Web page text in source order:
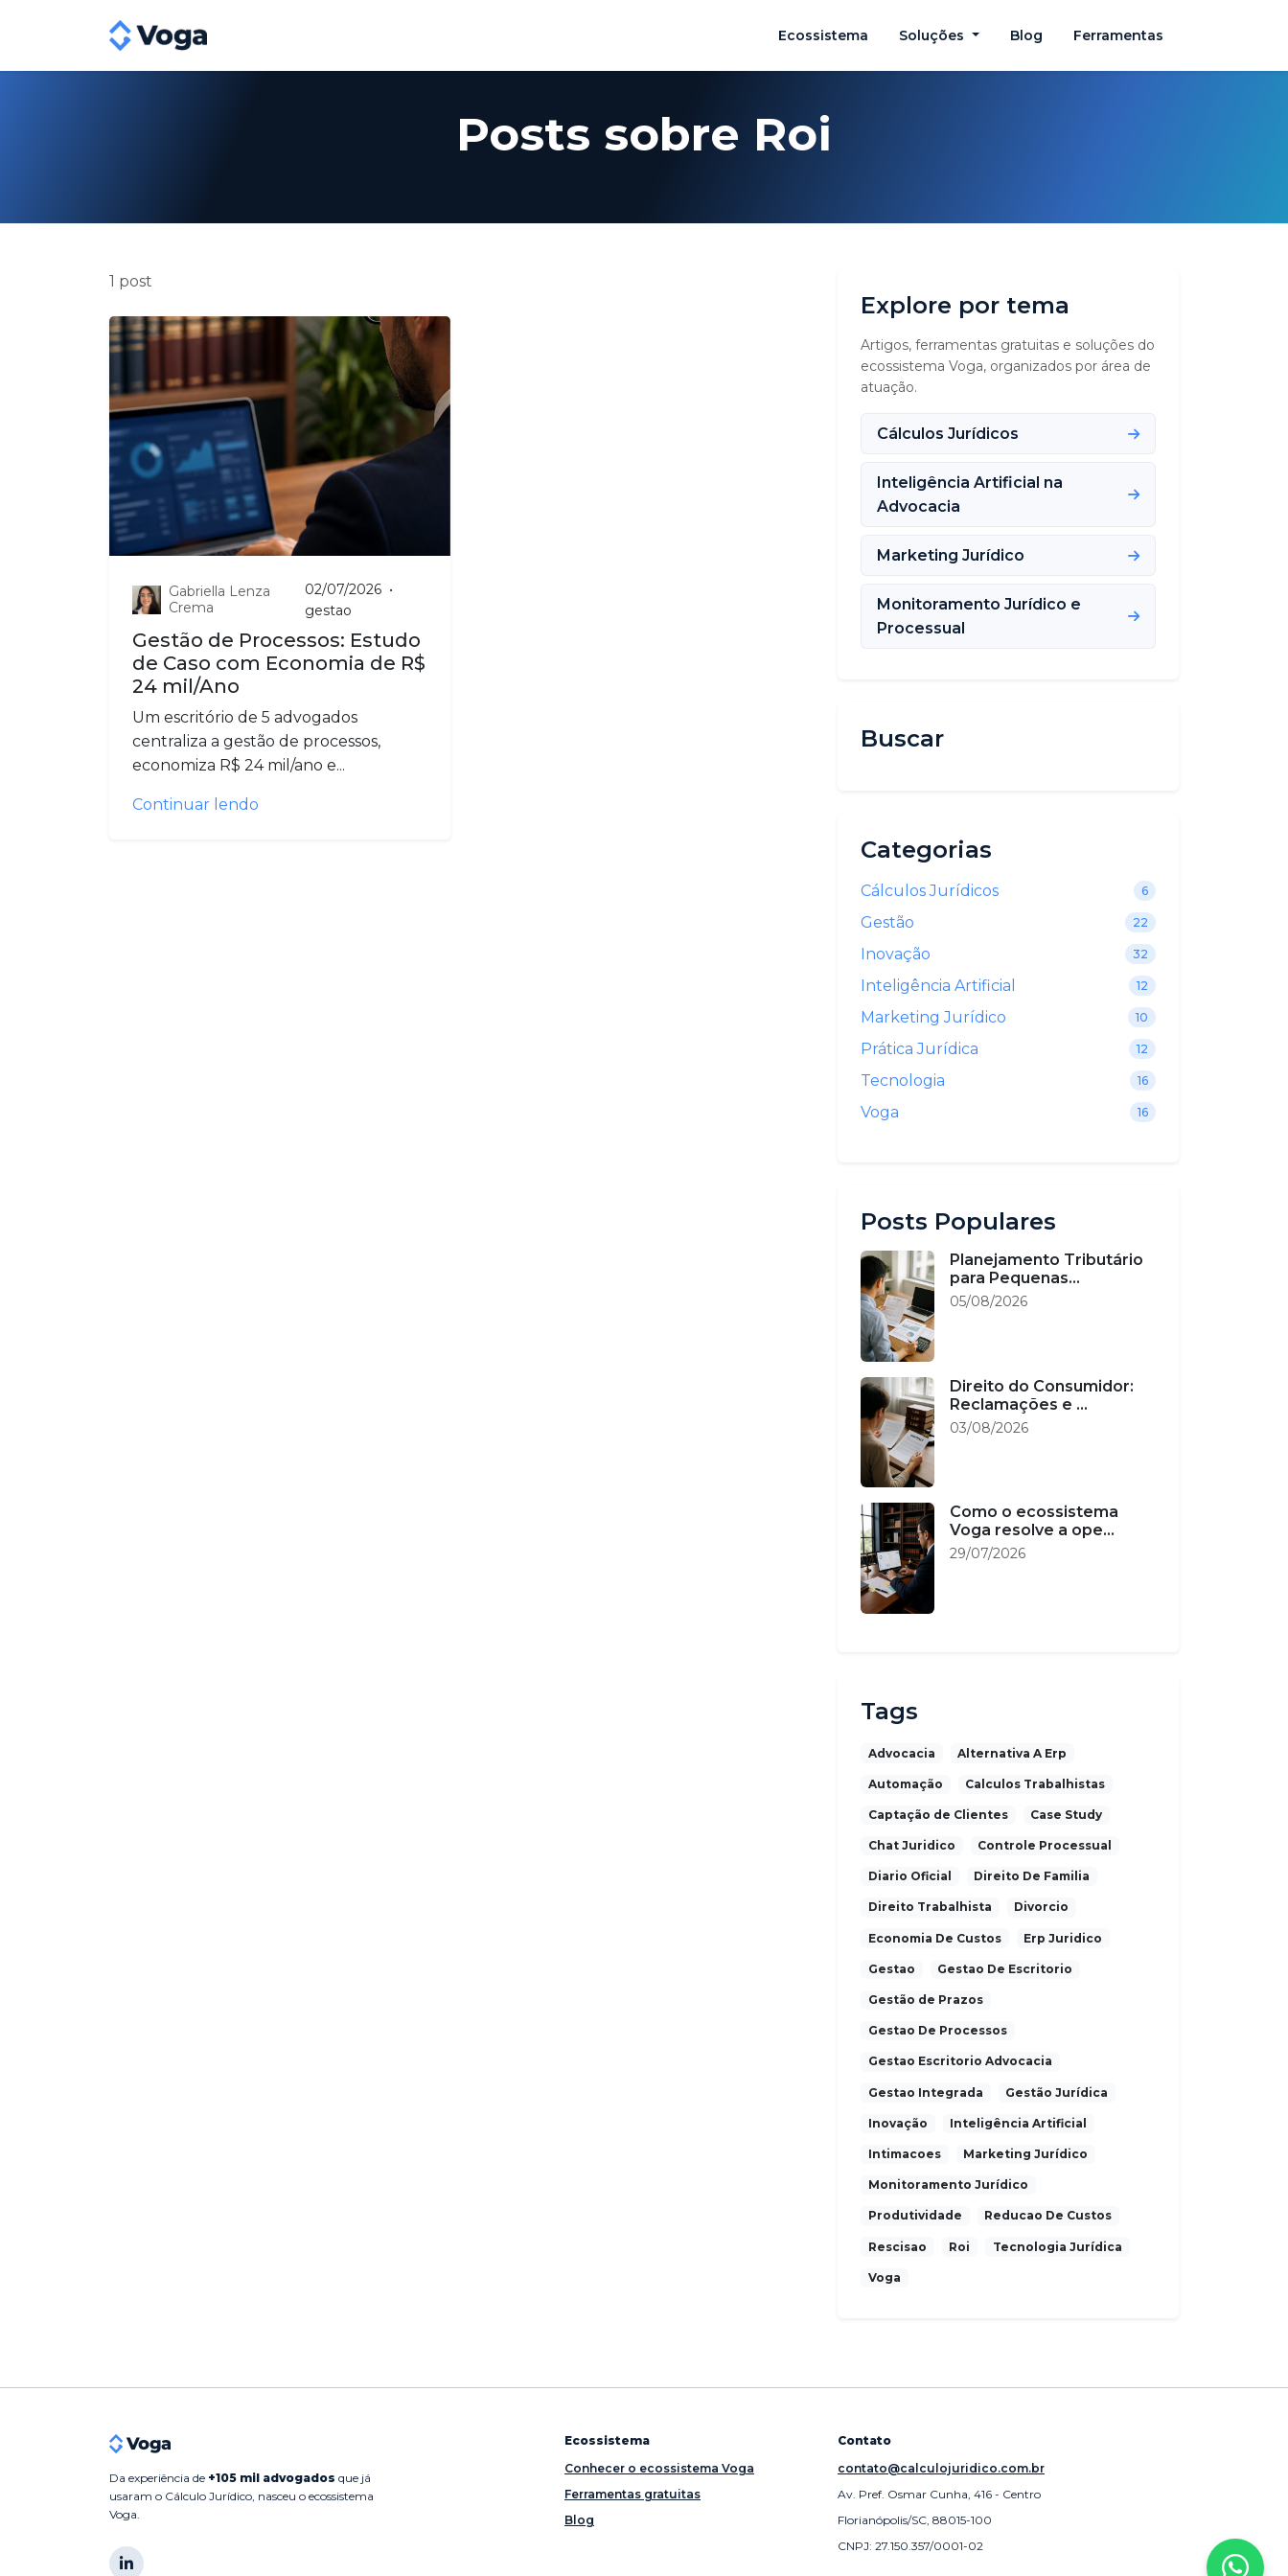
Ecossistema Soluções Blog Ferramentas
Posts sobre Roi
1 post
Gabriella Lenza
Crema
02/07/2026 •
gestao
Gestão de Processos: Estudo
de Caso com Economia de R$
24 mil/Ano
Um escritório de 5 advogados
centraliza a gestão de processos,
economiza R$ 24 mil/ano e...
Continuar lendo
Explore por tema
Artigos, ferramentas gratuitas e soluções do
ecossistema Voga, organizados por área de
atuação.
Cálculos Jurídicos
Inteligência Artificial na
Advocacia
Marketing Jurídico
Monitoramento Jurídico e
Processual
Buscar
Categorias
Cálculos Jurídicos 6
Gestão 22
Inovação 32
Inteligência Artificial 12
Marketing Jurídico 10
Prática Jurídica 12
Tecnologia 16
Voga 16
Posts Populares
Planejamento Tributário
para Pequenas...
05/08/2026
Direito do Consumidor:
Reclamações e ...
03/08/2026
Como o ecossistema
Voga resolve a ope...
29/07/2026
Tags
Advocacia Alternativa A Erp
Automação Calculos Trabalhistas
Captação de Clientes Case Study
Chat Juridico Controle Processual
Diario Oficial Direito De Familia
Direito Trabalhista Divorcio
Economia De Custos Erp Juridico
Gestao Gestao De Escritorio
Gestão de Prazos
Gestao De Processos
Gestao Escritorio Advocacia
Gestao Integrada Gestão Jurídica
Inovação Inteligência Artificial
Intimacoes Marketing Jurídico
Monitoramento Jurídico
Produtividade Reducao De Custos
Rescisao Roi Tecnologia Jurídica
Voga
Da experiência de +105 mil advogados que já
usaram o Cálculo Jurídico, nasceu o ecossistema
Voga.
Ecossistema
Conhecer o ecossistema Voga
Ferramentas gratuitas
Blog
Contato
contato@calculojuridico.com.br
Av. Pref. Osmar Cunha, 416 - Centro
Florianópolis/SC, 88015-100
CNPJ: 27.150.357/0001-02